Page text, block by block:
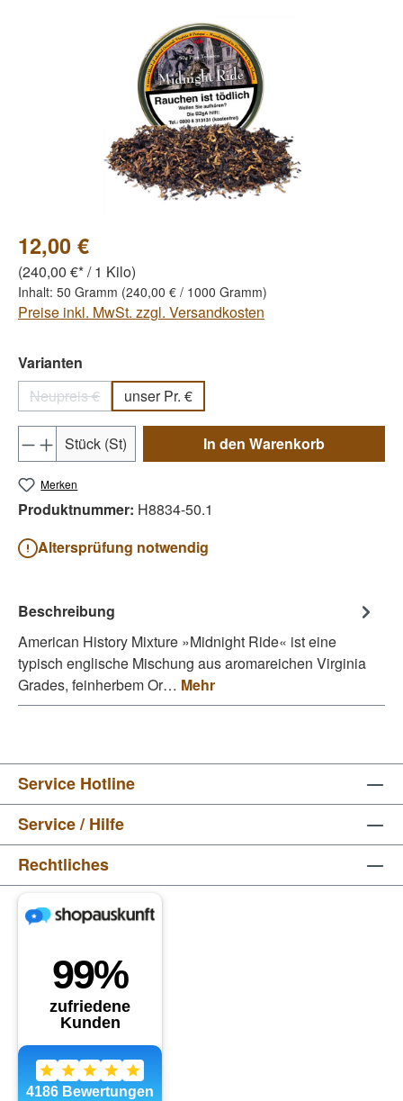
Bildergalerie überspringen
12,00 €
(240,00 €* / 1 Kilo)
Inhalt: 50 Gramm (240,00 € / 1000 Gramm)
Preise inkl. MwSt. zzgl. Versandkosten
Varianten
Neupreis €
(Diese Option ist zurzeit nicht verfügbar.)
unser Pr. €
Produkt Anzahl: Gib den gewünschten
Stück (St) In den Warenkorb
Merken
Produktnummer: H8834-50.1
Altersprüfung notwendig
Beschreibung
American History Mixture »Midnight Ride« ist eine
typisch englische Mischung aus aromareichen Virginia
Grades, feinherbem Or… Mehr
Service Hotline
Service / Hilfe
Rechtliches